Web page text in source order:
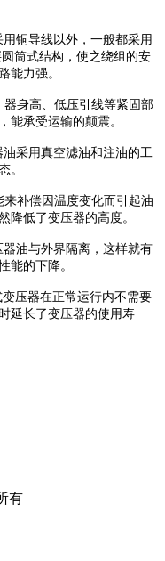
铜导线以外，一般都采用
筒式结构，使之绕组的安
能力强。
身高、低压引线等紧固部
能承受运输的颠震。
采用真空滤油和注油的工
。
补偿因温度变化而引起油
降低了变压器的高度。
油与外界隔离，这样就有
能的下降。
压器在正常运行内不需要
延长了变压器的使用寿
有